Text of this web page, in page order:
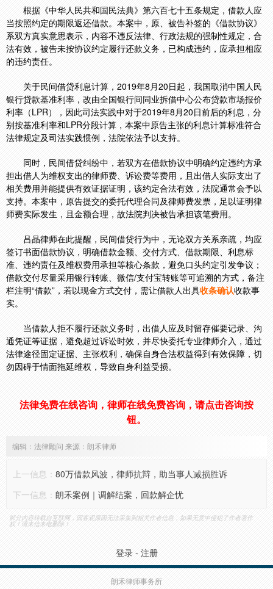
根据《中华人民共和国民法典》第六百七十五条规定，借款人应
当按照约定的期限返还借款。本案中，原、被告补签的《借款协议》
系双方真实意思表示，内容不违反法律、行政法规的强制性规定，合
法有效，被告未按协议约定履行还款义务，已构成违约，应承担相应
的违约责任。
关于民间借贷利息计算，2019年8月20日起，我国取消中国人民
银行贷款基准利率，改由全国银行间同业拆借中心公布贷款市场报价
利率（LPR），因此司法实践中对于2019年8月20日前后的利息，分
别按基准利率和LPR分段计算，本案中原告主张的利息计算标准符合
法律规定及司法实践惯例，法院依法予以支持。
同时，民间借贷纠纷中，若双方在借款协议中明确约定违约方承
担出借人为维权支出的律师费、诉讼费等费用，且出借人实际支出了
相关费用并能提供有效证据证明，该约定合法有效，法院通常会予以
支持。本案中，原告提交的委托代理合同及律师费发票，足以证明律
师费实际发生，且金额合理，故法院判决被告承担该笔费用。
吕晶律师在此提醒，民间借贷行为中，无论双方关系亲疏，均应
签订书面借款协议，明确借款金额、交付方式、借款期限、利息标
准、违约责任及维权费用承担等核心条款，避免口头约定引发争议；
借款交付尽量采用银行转账、微信/支付宝转账等可追溯的方式，备注
栏注明“借款”，若以现金方式交付，需让借款人出具收条确认收款事
实。
当借款人拒不履行还款义务时，出借人应及时留存催要记录、沟
通凭证等证据，避免超过诉讼时效，并尽快委托专业律师介入，通过
法律途径固定证据、主张权利，确保自身合法权益得到有效保障，切
勿因碍于情面拖延维权，导致自身利益受损。
法律免费在线咨询，律师在线免费咨询，请点击咨询按
钮。
编辑：法律顾问 来源：朗禾律师
上一信息： 80万借款风波，律师抗辩，助当事人减损胜诉
下一信息： 朗禾案例｜调解结案，回款解企忧
部分内容转载自互联网，因客观原因无法采集到相关作者信息，如果无意中侵犯了作者著作
权！请来信来电删除！
登录- 注册
朗禾律师事务所